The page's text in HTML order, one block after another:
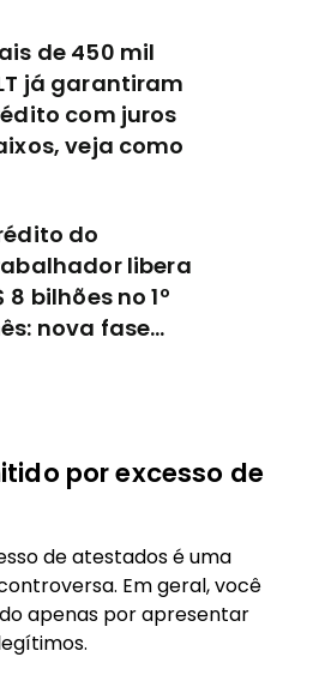
de 450 mil
já garantiram
com juros
veja como
do
libera
8 bilhões no 1º
nova fase
por excesso de
de atestados é uma
Em geral, você
apenas por apresentar